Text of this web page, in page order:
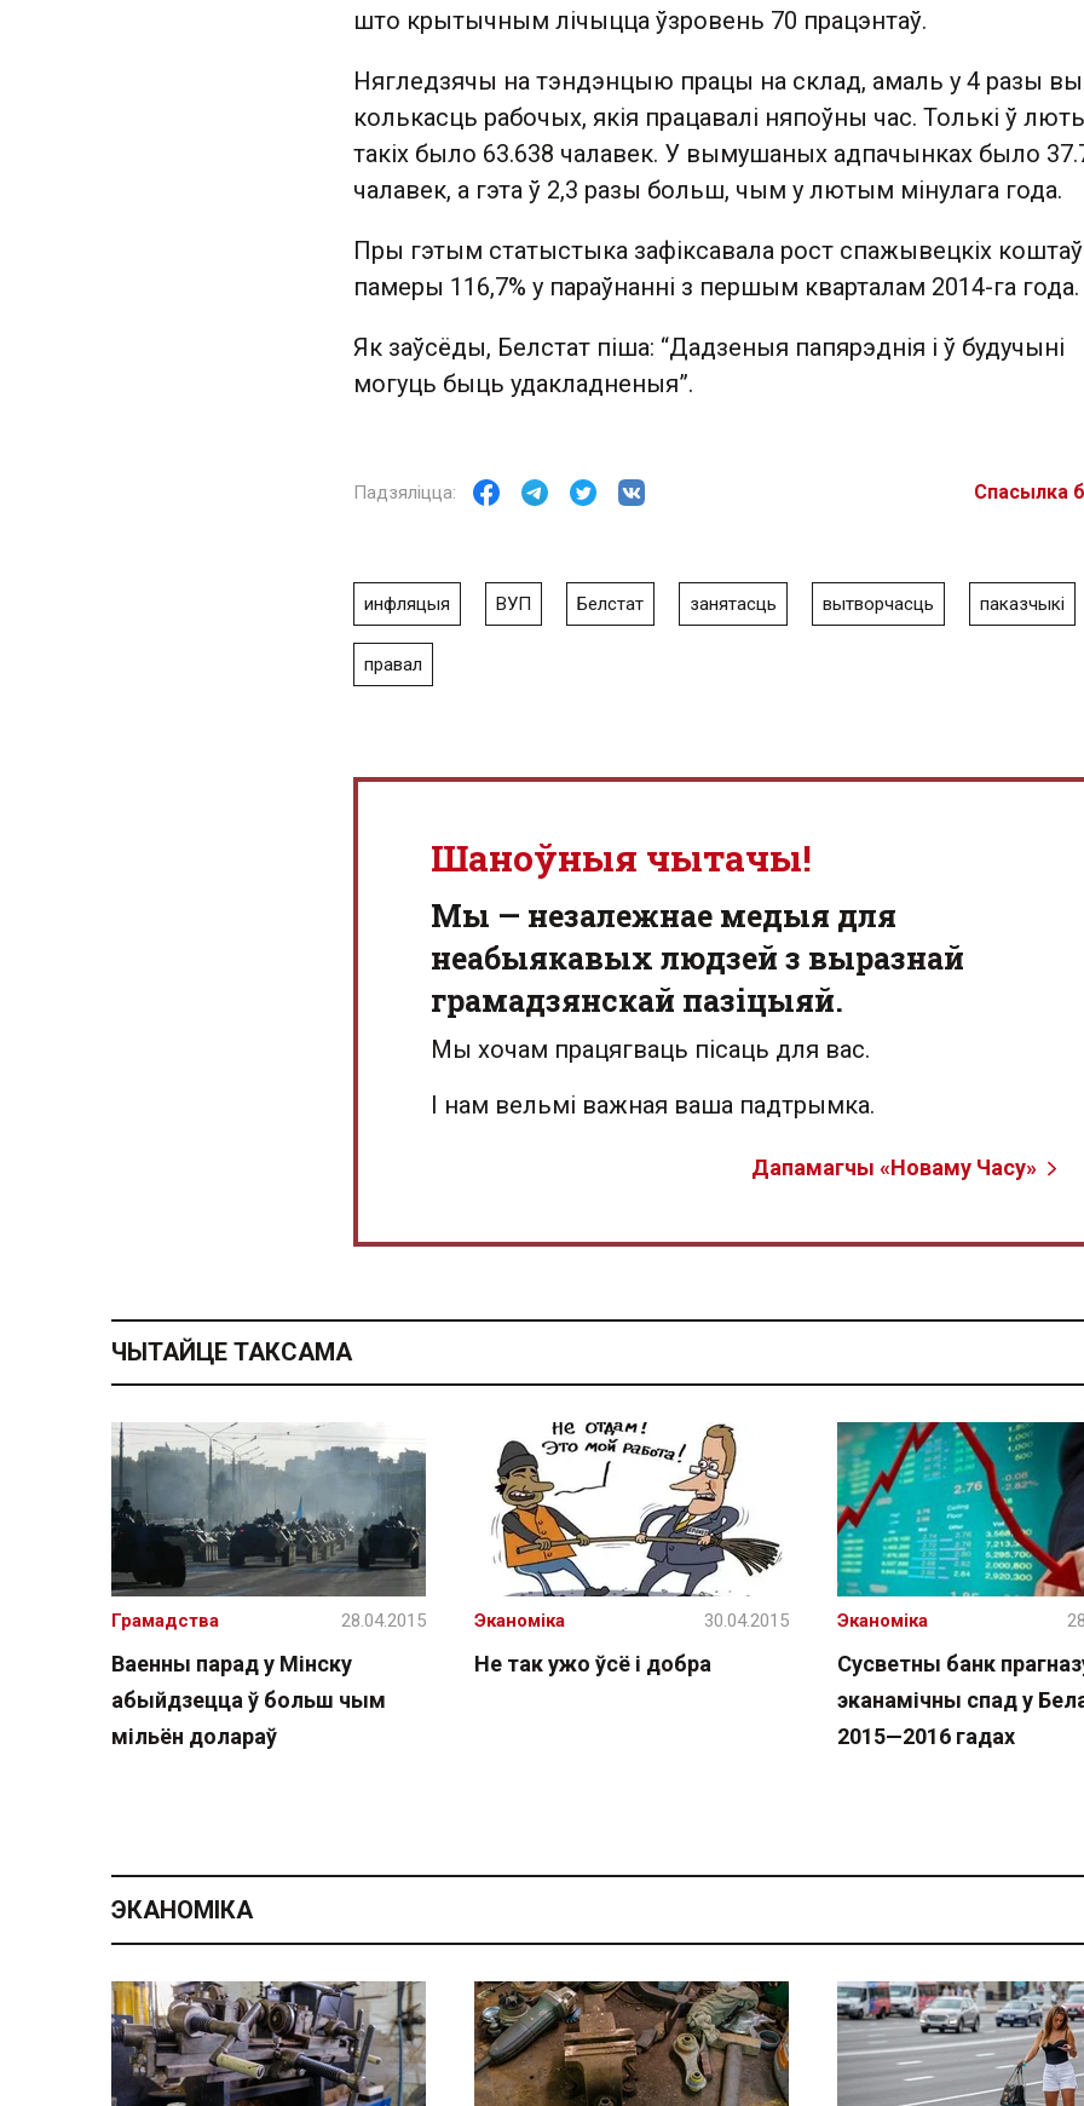
што крытычным лічыцца ўзровень 70 працэнтаў.
Нягледзячы на тэндэнцыю працы на склад, амаль у 4 разы
колькасць рабочых, якія працавалі няпоўны час. Толькі ў
такіх было 63.638 чалавек. У вымушаных адпачынках было
чалавек, а гэта ў 2,3 разы больш, чым у лютым мінулага года.
Пры гэтым статыстыка зафіксавала рост спажывецкіх
памеры 116,7% у параўнанні з першым кварталам 2014-га года.
Як заўсёды, Белстат піша: “Дадзеныя папярэднія і ў будучыні
могуць быць удакладненыя”.
Спасылка
инфляцыя ВУП Белстат занятасць вытворчасць паказчыкі
правал
Шаноўныя чытачы!
Мы — незалежнае медыя для
неабыякавых людзей з выразнай
грамадзянскай пазіцыяй.
Мы хочам працягваць пісаць для вас.
І нам вельмі важная ваша падтрымка.
Дапамагчы «Новаму Часу»
ЧЫТАЙЦЕ ТАКСАМА
Ваенны парад у Мінску
абыйдзецца ў больш чым
мільён долараў
Грамадства 28.04.2015
Не так ужо ўсё і добра
Эканоміка 30.04.2015
Сусветны банк
эканамічны спад у
2015—2016 гадах
Эканоміка
ЭКАНОМІКА